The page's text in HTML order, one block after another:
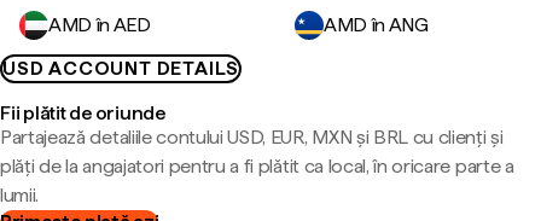
AMD în AED
AMD în ANG
USD ACCOUNT DETAILS
Fii plătit de oriunde
Partajează detaliile contului USD, EUR, MXN și BRL cu clienți și
plăți de la angajatori pentru a fi plătit ca local, în oricare parte a
lumii.